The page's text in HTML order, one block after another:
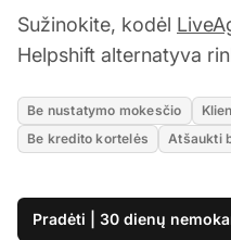
Sužinokite, kodėl
Helpshift alternatyva
Be nustatymo mokesčio
Be kredito kortelės
Atšaukti
Pradėti | 30 dienų